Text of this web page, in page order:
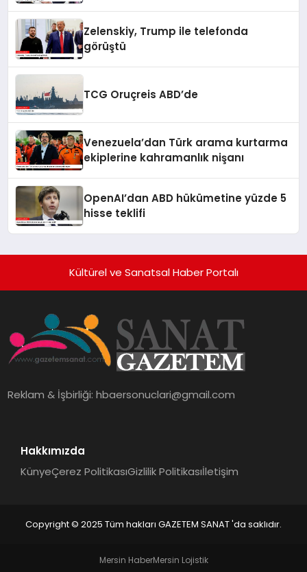
Zelenskiy, Trump ile telefonda
görüştü
TCG Oruçreis ABD’de
Venezuela’dan Türk arama kurtarma
ekiplerine kahramanlık nişanı
OpenAI’dan ABD hükümetine yüzde 5
hisse teklifi
Kültürel ve Sanatsal Haber Portalı
Reklam & İşbirliği:hbaersonuclari@gmail.com
Hakkımızda
KünyeÇerez PolitikasıGizlilik Politikasıİletişim
Copyright © 2025 Tüm hakları GAZETEM SANAT 'da saklıdır.
Mersin HaberMersin Lojistik